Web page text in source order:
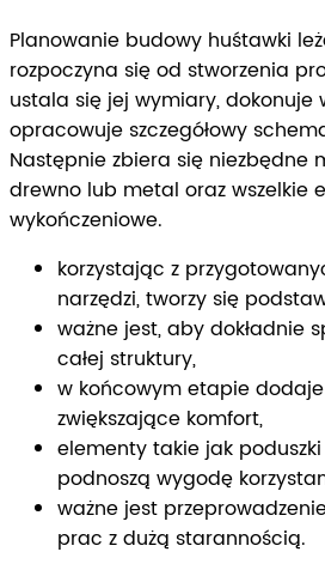
Planowanie budowy huśtawki
rozpoczyna się od stworzenia
ustala się jej wymiary, dokonuje
opracowuje szczegółowy
Następnie zbiera się niezbędne
drewno lub metal oraz wszelkie
wykończeniowe.
korzystając z
narzędzi, tworzy się
ważne jest, aby dokładnie
całej struktury,
w końcowym etapie
zwiększające komfort,
elementy takie jak
podnoszą wygodę
ważne jest
prac z dużą starannością.